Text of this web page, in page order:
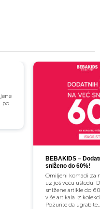
po
BEBAKIDS –
sniženo do 60%!
Omiljeni komadi za
uz još veću uštedu.
snižene artikle do
više artikala iz
Požurite da